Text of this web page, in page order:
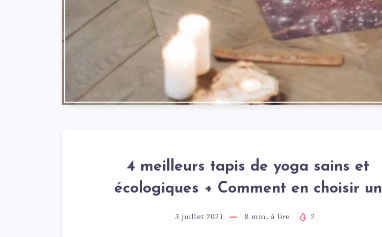
4 meilleurs tapis de yoga sains et
écologiques + Comment en choisir un
3 juillet 2021 8 min. à lire 2